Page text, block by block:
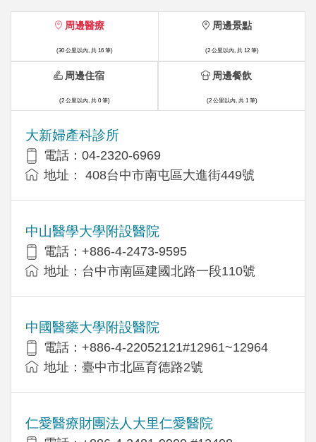
周邊醫療
(30 公里以內, 共 16 筆)
大新婦產科診所
電話：04-2320-6969
地址： 408台中市南屯區大進街449號
中山醫學大學附設醫院
電話：+886-4-2473-9595
地址：台中市南區建國北路一段110號
中國醫藥大學附設醫院
電話：+886-4-22052121#12961~12964
地址：臺中市北區育德路2號
仁愛醫療財團法人大里仁愛醫院
周邊景點
(2 公里以內, 共 12 筆)
周邊住宿
(2 公里以內, 共 0 筆)
周邊餐飲
(2 公里以內, 共 1 筆)